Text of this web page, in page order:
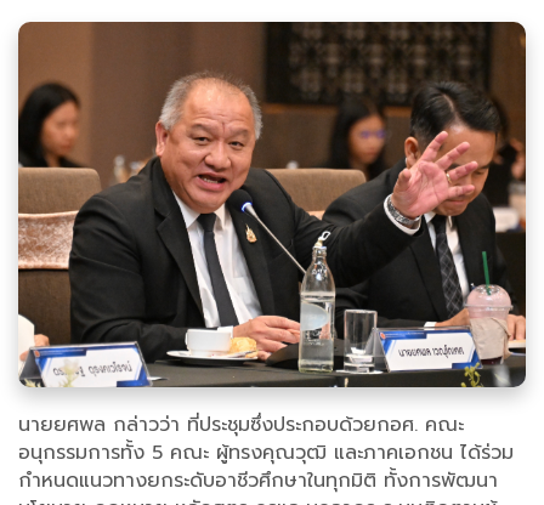
นายยศพล กล่าวว่า ที่ประชุมซึ่งประกอบด้วยกอศ. คณะ
อนุกรรมการทั้ง 5 คณะ ผู้ทรงคุณวุฒิ และภาคเอกชน ได้ร่วม
กำหนดแนวทางยกระดับอาชีวศึกษาในทุกมิติ ทั้งการพัฒนา